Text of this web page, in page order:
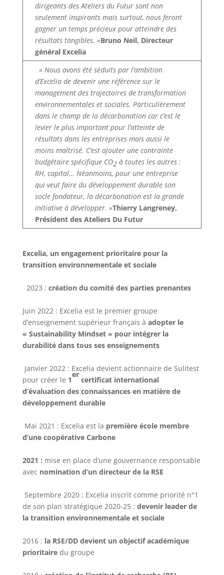
dirigeants des Ateliers du Futur sont non
seulement inspirants mais surtout, nous feront
gagner un temps précieux pour atteindre des
résultats tangibles. »Bruno Neil, Directeur
général Excelia
« Nous avons été séduits par l’ambition
d’Excelia de devenir une référence sur le
management des trajectoires de transformation
environnementales et sociales. Particulièrement
dans le champ de la décarbonation car c’est le
levier le plus important pour l’atteinte de
résultats dans les entreprises mais aussi le
moins maîtrisé. C’est ajouter une contrainte
budgétaire spécifique CO2 à toutes les autres :
RH, capital… Néanmoins, pour une entreprise
qui veut faire du développement durable son
socle fondateur, la décarbonation est la grande
initiative à développer. »Thierry Langreney,
Président des Ateliers Du Futur
Excelia, un engagement prioritaire pour la
transition environnementale et sociale
2023 : création du comité des parties prenantes
Juin 2022 : Excelia est le premier groupe
d’enseignement supérieur français à adopter le
« Sustainability Mindset » pour intégrer la
durabilité dans tous ses enseignements
Janvier 2022 : Excelia devient actionnaire de Sulitest
pour créer le 1
er
certificat international
d’évaluation des connaissances en matière de
développement durable
Mai 2021 : Excelia est la première école membre
d’une coopérative Carbone
2021 : mise en place d’une gouvernance responsable
avec nomination d’un directeur de la RSE
Septembre 2020 : Excelia inscrit comme priorité n°1
de son plan stratégique 2020-25 : devenir leader de
la transition environnementale et sociale
2016 : la RSE/DD devient un objectif académique
prioritaire du groupe